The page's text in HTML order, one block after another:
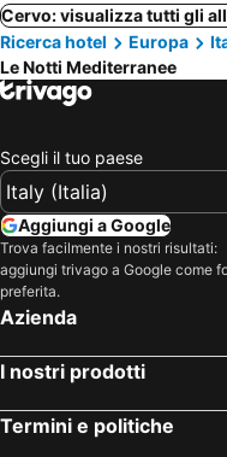
Cervo: visualizza tutti gli
Ricerca hotel
Europa
Le Notti Mediterranee
Scegli il tuo paese
Aggiungi a Google
Trova facilmente i nostri risultati:
aggiungi trivago a Google come
preferita.
Azienda
I nostri prodotti
Termini e politiche